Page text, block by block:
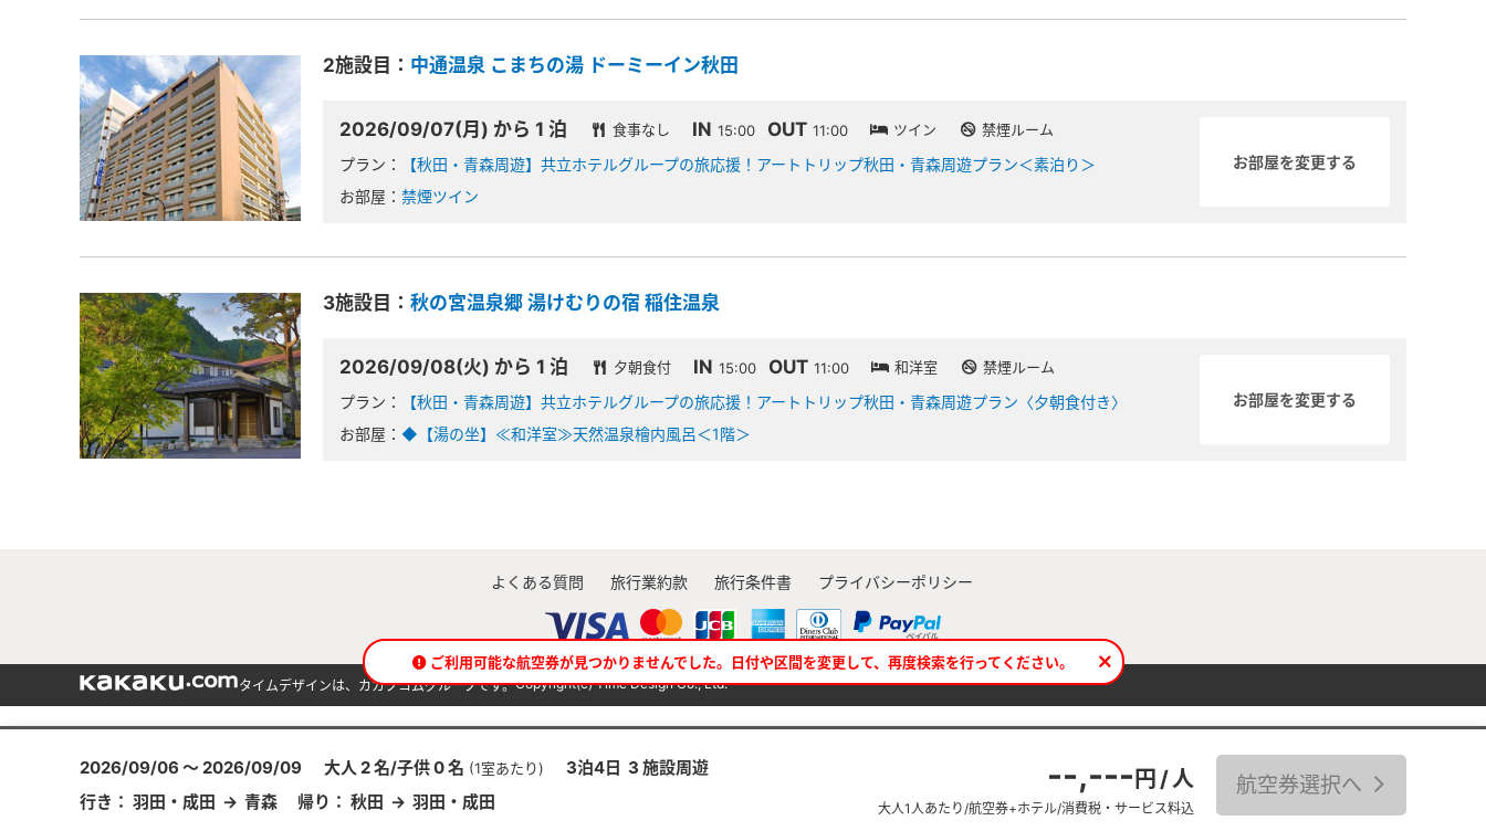
2施設目： 中通温泉 こまちの湯 ドーミーイン秋田
2026/09/07(月) から 1 泊 食事なし IN 15:00 OUT 11:00 ツイン 禁煙ルーム
プラン：
【秋田・青森周遊】共立ホテルグループの旅応援！アートトリップ秋田・青森周遊プラン＜素泊り＞
お部屋： 禁煙ツイン
3施設目： 秋の宮温泉郷 湯けむりの宿 稲住温泉
2026/09/08(火) から 1 泊 夕朝食付 IN 15:00 OUT 11:00 和洋室 禁煙ルーム
プラン：
【秋田・青森周遊】共立ホテルグループの旅応援！アートトリップ秋田・青森周遊プラン〈夕朝食付き〉
お部屋： ◆【湯の坐】≪和洋室≫天然温泉檜内風呂＜1階＞
2026/09/06 〜 2026/09/09 大人 2 名/子供 0 名 (1室あたり)
3泊4日 3 施設周遊
行き： 羽田・成田 → 青森 帰り： 秋田 → 羽田・成田
--,--- 円 / 人
大人1人あたり/航空券+ホテル/消費税・サービス料込
ご利用可能な航空券が見つかりませんでした。日付や区間を変更して、再度検索を行ってください。
よくある質問 旅行業約款 旅行条件書 プライバシーポリシー
タイムデザインは、カカクコムグループです。Copyright(c) Time Design Co., Ltd.